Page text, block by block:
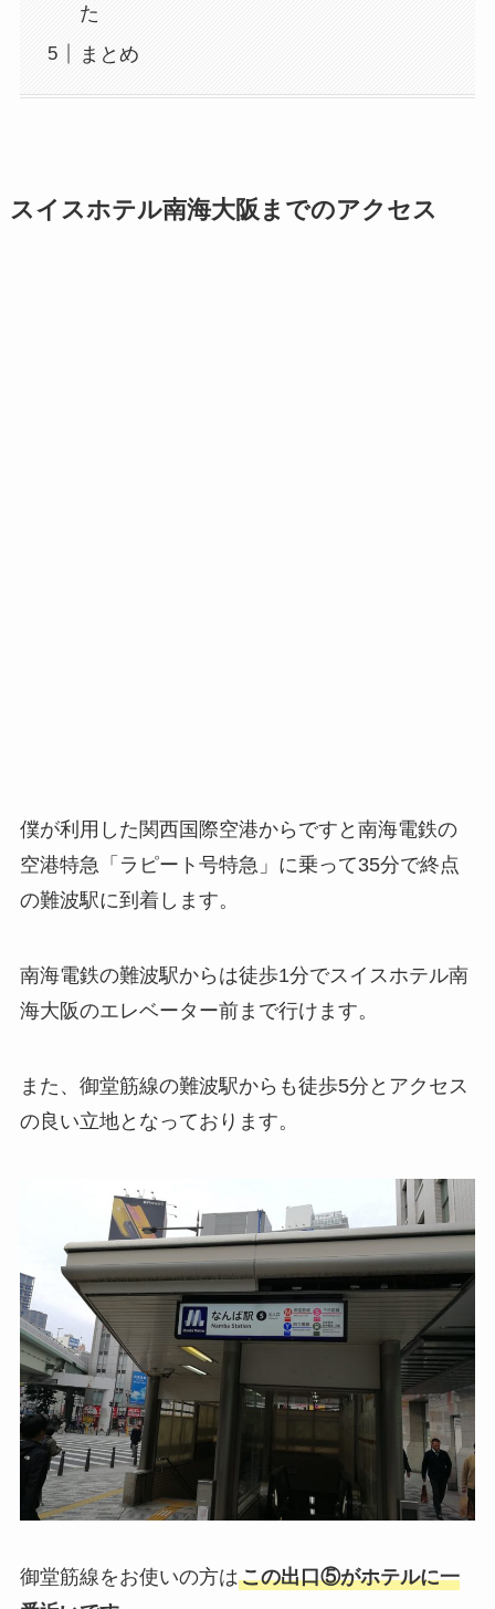
た
まとめ
スイスホテル南海大阪までのアクセス
僕が利用した関西国際空港からですと南海電鉄の
空港特急「ラピート号特急」に乗って35分で終点
の難波駅に到着します。
南海電鉄の難波駅からは徒歩1分でスイスホテル南
海大阪のエレベーター前まで行けます。
また、御堂筋線の難波駅からも徒歩5分とアクセス
の良い立地となっております。
御堂筋線をお使いの方はこの出口⑤がホテルに一